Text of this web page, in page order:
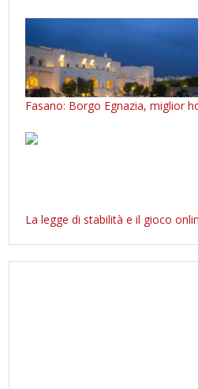
Fasano: Borgo Egnazia, miglior
La legge di stabilità e il gioco